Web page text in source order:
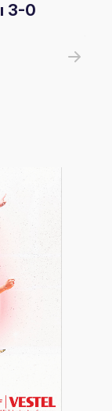
3-0